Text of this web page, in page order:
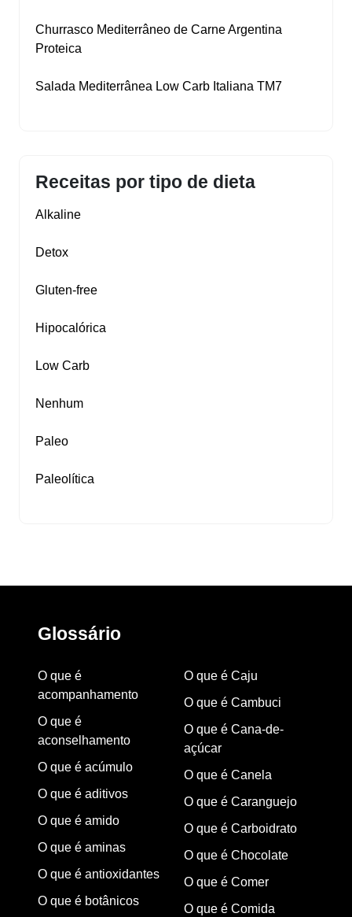
Churrasco Mediterrâneo de Carne Argentina
Proteica
Salada Mediterrânea Low Carb Italiana TM7
Receitas por tipo de dieta
Alkaline
Detox
Gluten‑free
Hipocalórica
Low Carb
Nenhum
Paleo
Paleolítica
Glossário
O que é
acompanhamento
O que é
aconselhamento
O que é acúmulo
O que é aditivos
O que é amido
O que é aminas
O que é antioxidantes
O que é botânicos
O que é Caju
O que é Cambuci
O que é Cana-de-
açúcar
O que é Canela
O que é Caranguejo
O que é Carboidrato
O que é Chocolate
O que é Comer
O que é Comida